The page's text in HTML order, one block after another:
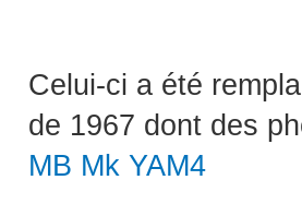
Celui-ci a été
de 1967 dont des
MB Mk YAM4